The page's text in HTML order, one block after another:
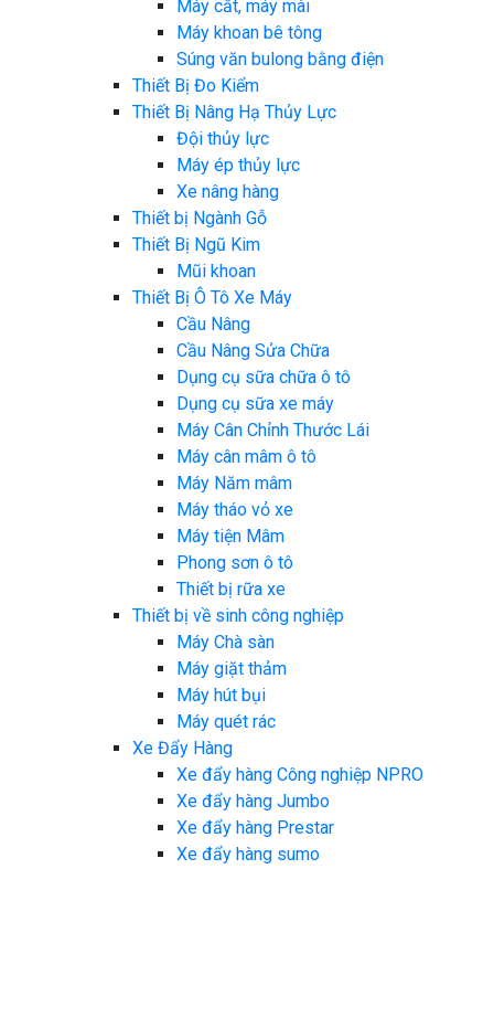
Máy cắt, máy mài
Máy khoan bê tông
Súng văn bulong bằng điện
Thiết Bị Đo Kiểm
Thiết Bị Nâng Hạ Thủy Lực
Đội thủy lực
Máy ép thủy lực
Xe nâng hàng
Thiết bị Ngành Gỗ
Thiết Bị Ngũ Kim
Mũi khoan
Thiết Bị Ô Tô Xe Máy
Cầu Nâng
Cầu Nâng Sửa Chữa
Dụng cụ sữa chữa ô tô
Dụng cụ sữa xe máy
Máy Cân Chỉnh Thước Lái
Máy cân mâm ô tô
Máy Năm mâm
Máy tháo vỏ xe
Máy tiện Mâm
Phong sơn ô tô
Thiết bị rữa xe
Thiết bị về sinh công nghiệp
Máy Chà sàn
Máy giặt thảm
Máy hút bụi
Máy quét rác
Xe Đẩy Hàng
Xe đẩy hàng Công nghiệp NPRO
Xe đẩy hàng Jumbo
Xe đẩy hàng Prestar
Xe đẩy hàng sumo